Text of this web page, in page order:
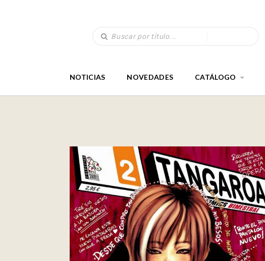
NOTICIAS NOVEDADES CATÁLOGO